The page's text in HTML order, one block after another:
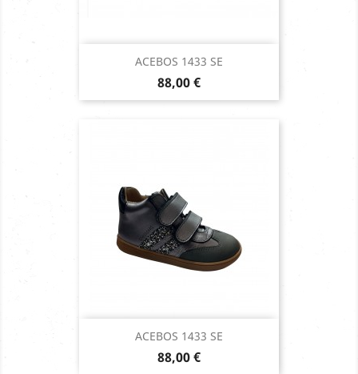
ACEBOS 1433 SE
Prix
88,00 €
ACEBOS 1433 SE
Prix
88,00 €